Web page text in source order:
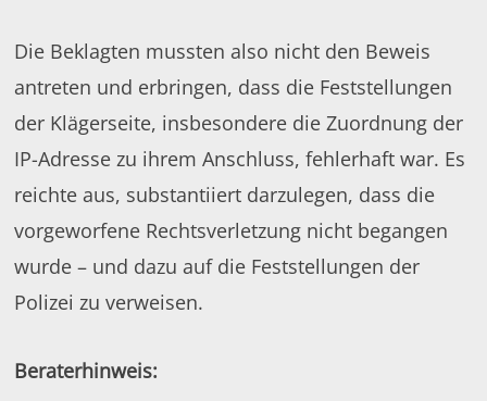
Die Beklagten mussten also nicht den Beweis
antreten und erbringen, dass die Feststellungen
der Klägerseite, insbesondere die Zuordnung der
IP-Adresse zu ihrem Anschluss, fehlerhaft war. Es
reichte aus, substantiiert darzulegen, dass die
vorgeworfene Rechtsverletzung nicht begangen
wurde – und dazu auf die Feststellungen der
Polizei zu verweisen.
Beraterhinweis: